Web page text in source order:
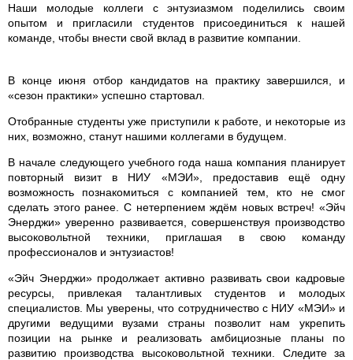
Наши молодые коллеги с энтузиазмом поделились своим
опытом и пригласили студентов присоединиться к нашей
команде, чтобы внести свой вклад в развитие компании.
В конце июня отбор кандидатов на практику завершился, и
«сезон практики» успешно стартовал.
Отобранные студенты уже приступили к работе, и некоторые из
них, возможно, станут нашими коллегами в будущем.
В начале следующего учебного года наша компания планирует
повторный визит в НИУ «МЭИ», предоставив ещё одну
возможность познакомиться с компанией тем, кто не смог
сделать этого ранее. С нетерпением ждём новых встреч! «Эйч
Энерджи» уверенно развивается, совершенствуя производство
высоковольтной техники, приглашая в свою команду
профессионалов и энтузиастов!
«Эйч Энерджи» продолжает активно развивать свои кадровые
ресурсы, привлекая талантливых студентов и молодых
специалистов. Мы уверены, что сотрудничество с НИУ «МЭИ» и
другими ведущими вузами страны позволит нам укрепить
позиции на рынке и реализовать амбициозные планы по
развитию производства высоковольтной техники. Следите за